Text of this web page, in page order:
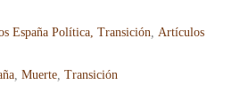
España Política, Transición
Artículos
Muerte Transición